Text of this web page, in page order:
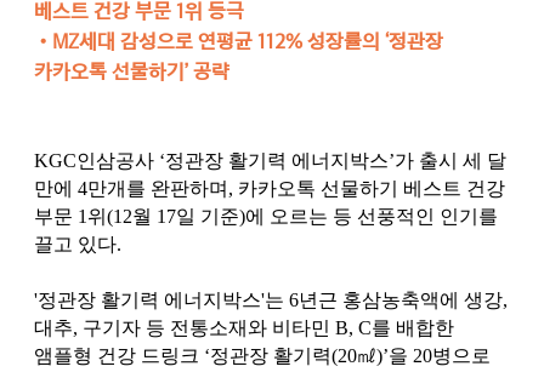
베스트 건강 부문 1위 등극
• MZ세대 감성으로 연평균 112% 성장률의 ‘정관장
카카오톡 선물하기’ 공략
KGC인삼공사 ‘정관장 활기력 에너지박스’가 출시 세 달
만에 4만개를 완판하며, 카카오톡 선물하기 베스트 건강
부문 1위(12월 17일 기준)에 오르는 등 선풍적인 인기를
끌고 있다.
'정관장 활기력 에너지박스'는 6년근 홍삼농축액에 생강,
대추, 구기자 등 전통소재와 비타민 B, C를 배합한
앰플형 건강 드링크 ‘정관장 활기력(20㎖)’을 20병으로